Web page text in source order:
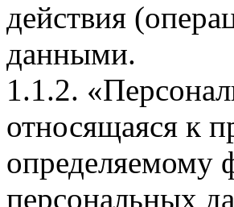
действия
данными.
1.1.2.
относящаяся к
определяемому
персональных